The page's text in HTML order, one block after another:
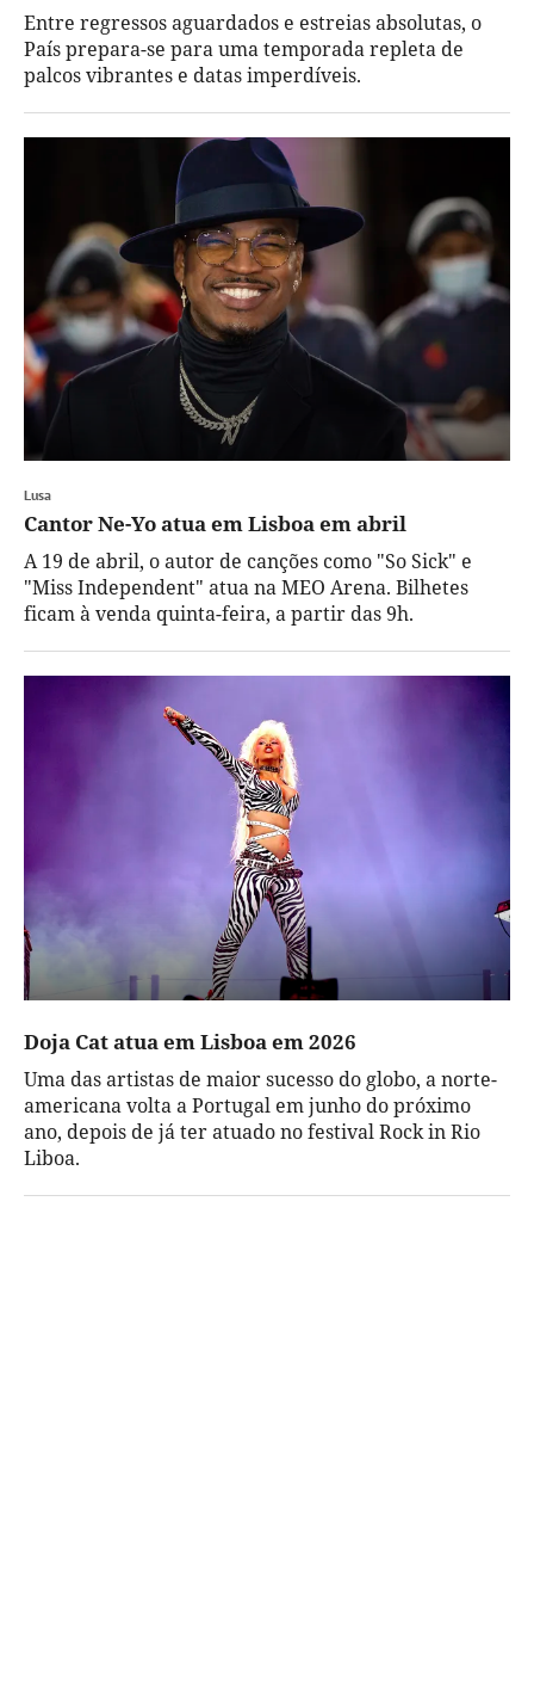
Entre regressos aguardados e estreias absolutas, o
País prepara-se para uma temporada repleta de
palcos vibrantes e datas imperdíveis.
Lusa
Cantor Ne-Yo atua em Lisboa em abril
A 19 de abril, o autor de canções como "So Sick" e
"Miss Independent" atua na MEO Arena. Bilhetes
ficam à venda quinta-feira, a partir das 9h.
Doja Cat atua em Lisboa em 2026
Uma das artistas de maior sucesso do globo, a norte-
americana volta a Portugal em junho do próximo
ano, depois de já ter atuado no festival Rock in Rio
Liboa.